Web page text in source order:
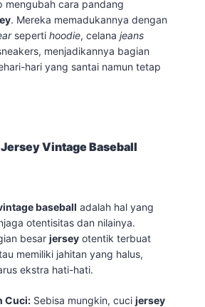
mengubah cara pandang
. Mereka memadukannya dengan
sepertihoodie, celanajeans
menjadikannya bagian
hari yang santai namun tetap
Vintage Baseball
baseball adalah hal yang
otentisitas dan nilainya.
besar jersey otentik terbuat
memiliki jahitan yang halus,
ekstra hati-hati.
Cuci: Sebisa mungkin, cucijersey